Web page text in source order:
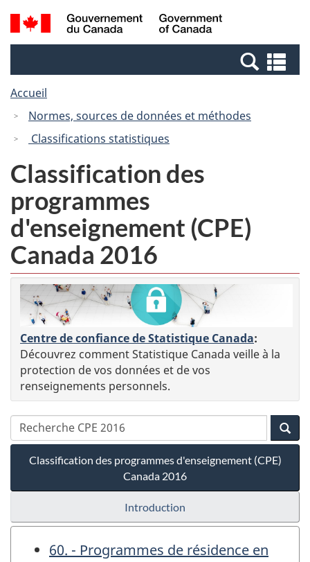
Passer
au
Passer
à
Canada
Recherche
et
et
Accueil
Normes, sources de données et méthodes
Classifications statistiques
Classification des
programmes
d'enseignement (CPE)
Canada 2016
Centre de confiance de Statistique Canada:
Découvrez comment Statistique Canada veille à la
protection de vos données et de vos
renseignements personnels.
Classification des programmes d'enseignement (CPE)
Canada 2016
Introduction
60. - Programmes de résidence en